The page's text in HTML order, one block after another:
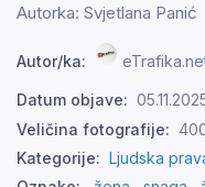
Autorka: Svjetlana Panić
Autor/ka:
Datum objave:
Veličina fotografije:
Kategorije: Ljudska